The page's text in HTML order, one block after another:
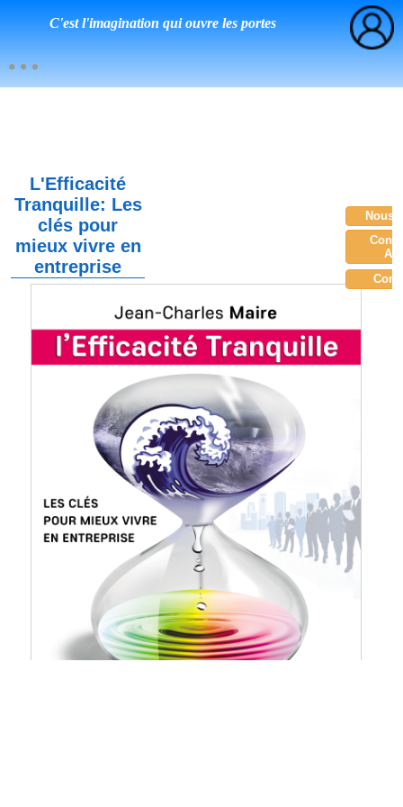
C'est l'imagination qui ouvre les portes
L'Efficacité
Tranquille: Les
clés pour
mieux vivre en
entreprise
Nous